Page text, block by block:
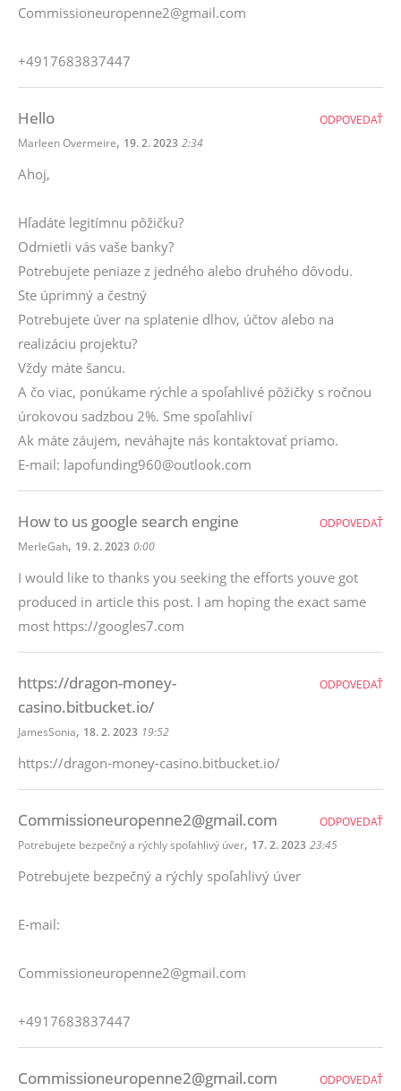
Commissioneuropenne2@gmail.com
+4917683837447
Hello
Marleen Overmeire, 19. 2. 2023 2:34
Ahoj,
Hľadáte legitímnu pôžičku?
Odmietli vás vaše banky?
Potrebujete peniaze z jedného alebo druhého dôvodu.
Ste úprimný a čestný
Potrebujete úver na splatenie dlhov, účtov alebo na
realizáciu projektu?
Vždy máte šancu.
A čo viac, ponúkame rýchle a spoľahlivé pôžičky s ročnou
úrokovou sadzbou 2%. Sme spoľahliví
Ak máte záujem, neváhajte nás kontaktovať priamo.
E-mail: lapofunding960@outlook.com
ODPOVEDAŤ
How to us google search engine
MerleGah, 19. 2. 2023 0:00
I would like to thanks you seeking the efforts youve got
produced in article this post. I am hoping the exact same
most https://googles7.com
ODPOVEDAŤ
https://dragon-money-
casino.bitbucket.io/
JamesSonia, 18. 2. 2023 19:52
https://dragon-money-casino.bitbucket.io/
ODPOVEDAŤ
Commissioneuropenne2@gmail.com
Potrebujete bezpečný a rýchly spoľahlivý úver, 17. 2. 2023 23:45
Potrebujete bezpečný a rýchly spoľahlivý úver
E-mail:
Commissioneuropenne2@gmail.com
+4917683837447
ODPOVEDAŤ
Commissioneuropenne2@gmail.com ODPOVEDAŤ